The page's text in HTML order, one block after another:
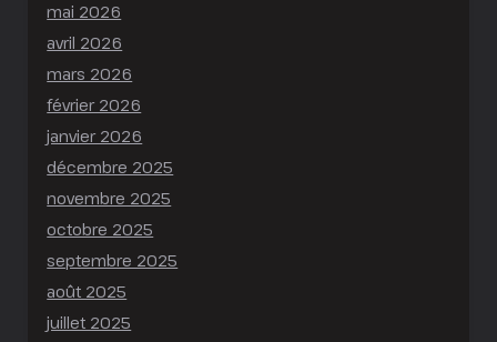
mai 2026
avril 2026
mars 2026
février 2026
janvier 2026
décembre 2025
novembre 2025
octobre 2025
septembre 2025
août 2025
juillet 2025